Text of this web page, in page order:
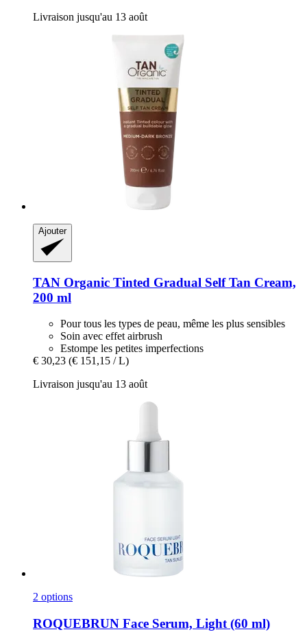
Livraison jusqu'au 13 août
Ajouter
TAN Organic Tinted Gradual Self Tan Cream,
200 ml
Pour tous les types de peau, même les plus sensibles
Soin avec effet airbrush
Estompe les petites imperfections
€ 30,23 (€ 151,15 / L)
Livraison jusqu'au 13 août
2 options
ROQUEBRUN Face Serum, Light (60 ml)